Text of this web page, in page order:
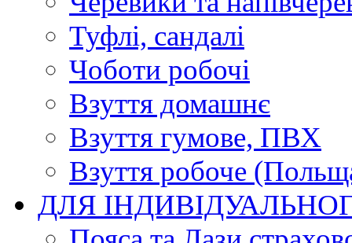
Туфлі, сандалі
Чоботи робочі
Взуття домашнє
Взуття гумове, ПВХ
Взуття робоче
ДЛЯ